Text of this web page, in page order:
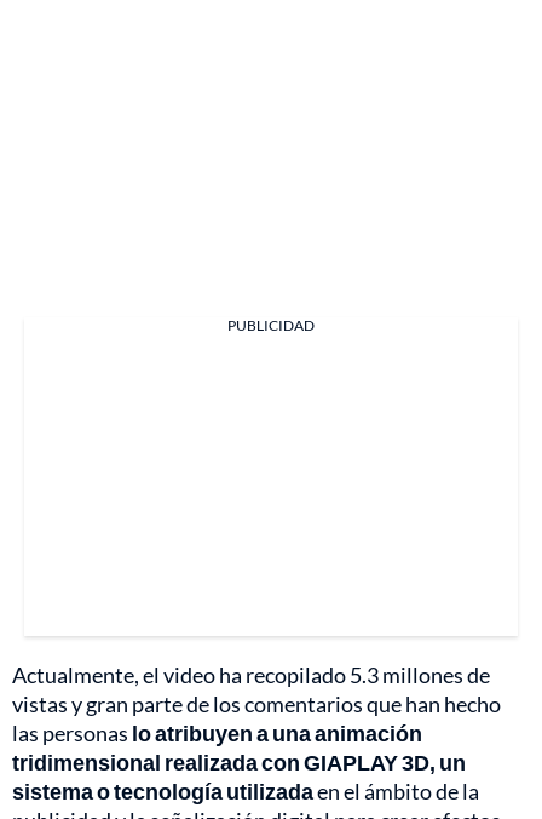
PUBLICIDAD
Actualmente, el video ha recopilado 5.3 millones de
vistas y gran parte de los comentarios que han hecho
las personas lo atribuyen a una animación
tridimensional realizada con GIAPLAY 3D, un
sistema o tecnología utilizadaen el ámbito de la